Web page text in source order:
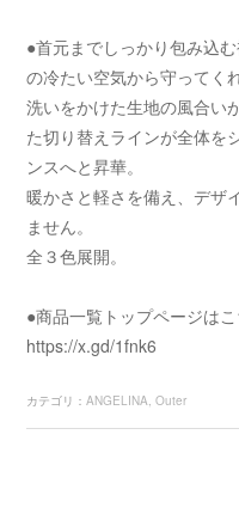
●首元までしっかり包み込
の冷たい空気から守ってく
洗いをかけた生地の風合い
た切り替えラインが全体を
ンスへと昇華。
暖かさと軽さを備え、デザ
ません。
全３色展開。
●商品一覧トップページは
https://x.gd/1fnk6
カテゴリ ：ANGELINA Outer